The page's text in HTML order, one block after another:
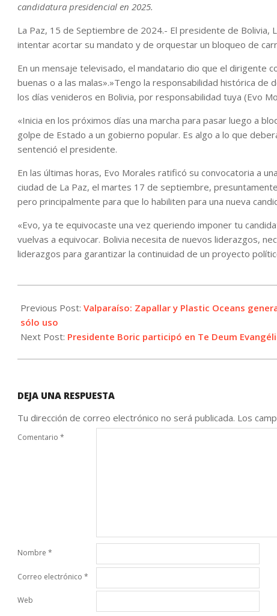
candidatura presidencial en 2025.
La Paz, 15 de Septiembre de 2024.- El presidente de Bolivia,
intentar acortar su mandato y de orquestar un bloqueo de
En un mensaje televisado, el mandatario dio que el dirigente
buenas o a las malas».»Tengo la responsabilidad histórica de
los días venideros en Bolivia, por responsabilidad tuya (Evo
«Inicia en los próximos días una marcha para pasar luego a
golpe de Estado a un gobierno popular. Es algo a lo que
sentenció el presidente.
En las últimas horas, Evo Morales ratificó su convocatoria a
ciudad de La Paz, el martes 17 de septiembre,
pero principalmente para que lo habiliten para una nueva
«Evo, ya te equivocaste una vez queriendo imponer tu
vuelvas a equivocar. Bolivia necesita de nuevos liderazgos,
liderazgos para garantizar la continuidad de un proyecto
09-
15
Previous Post: Valparaíso: Zapallar y Plastic Oceans
sólo uso
Next Post: Presidente Boric participó en Te Deum
DEJA UNA RESPUESTA
Tu dirección de correo electrónico no será publicada. Los
Comentario *
Nombre *
Correo electrónico *
Web